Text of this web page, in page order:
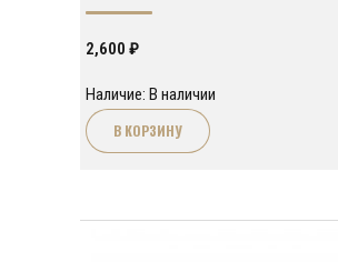
2,600 ₽
Наличие: В наличии
В КОРЗИНУ